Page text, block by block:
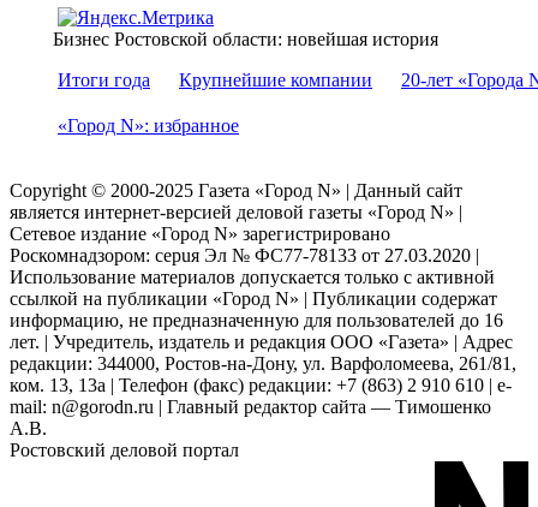
Бизнес Ростовской области: новейшая история
Итоги года
Крупнейшие компании 20-лет «Города
«Город N»: избранное
Copyright © 2000-2025 Газета «Город N» | Данный сайт
является интернет-версией деловой газеты «Город N» |
Сетевое издание «Город N» зарегистрировано
Роскомнадзором: серuя Эл № ФС77-78133 от 27.03.2020 |
Использование материалов допускается только с активной
ссылкой на публикации «Город N» | Публикации содержат
информацию, не предназначенную для пользователей до 16
лет. | Учредитель, издатель и редакция ООО «Газета» | Адрес
редакции: 344000, Ростов-на-Дону, ул. Варфоломеева, 261/81,
ком. 13, 13а | Телефон (факс) редакции: +7 (863) 2 910 610 | e-
mail: n@gorodn.ru | Главный редактор сайта — Тимошенко
А.В.
Ростовский деловой портал